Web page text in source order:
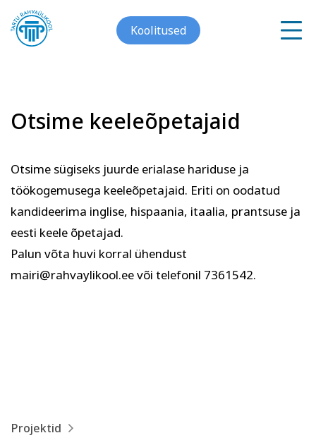
Koolitused
Arvuti ja töö Keeled
Meist
Galerii
Kontakt
Projektid
Otsime keeleõpetajaid
Otsime sügiseks juurde erialase hariduse ja
töökogemusega keeleõpetajaid. Eriti on oodatud
kandideerima inglise, hispaania, itaalia, prantsuse ja
eesti keele õpetajad.
Palun võta huvi korral ühendust
mairi@rahvaylikool.ee või telefonil 7361542.
Projektid